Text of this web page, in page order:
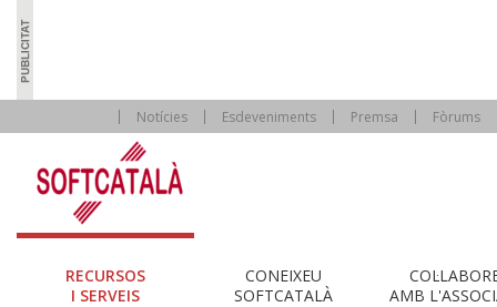
Notícies Esdeveniments Premsa Fòrums
RECURSOS
I SERVEIS
CONEIXEU
SOFTCATALÀ
AMB